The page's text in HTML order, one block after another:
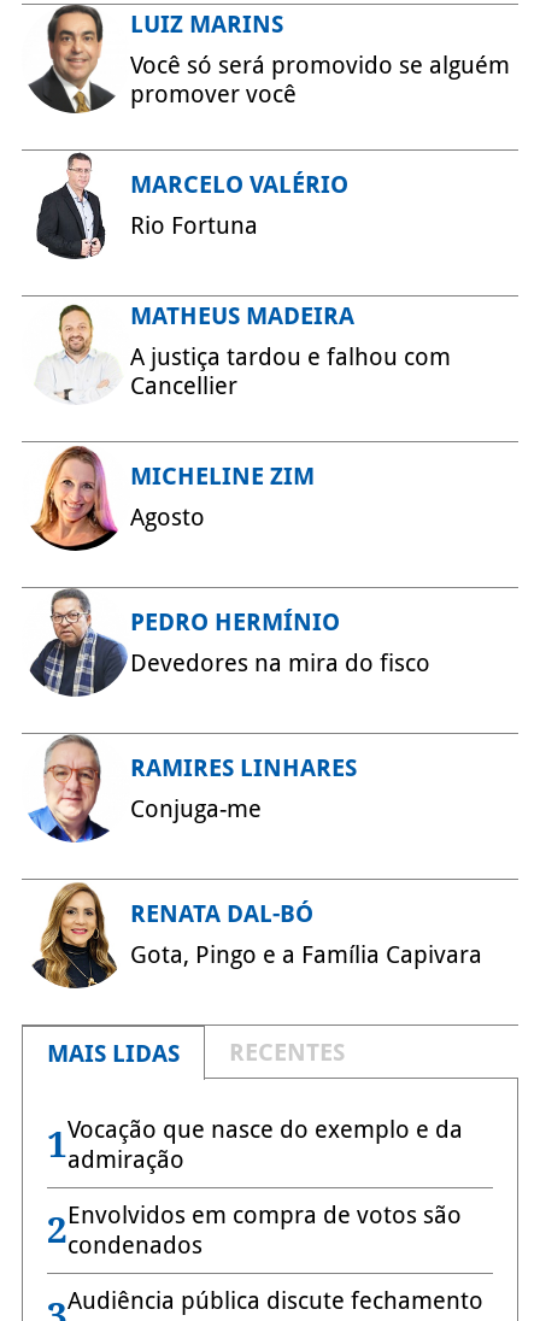
LUIZ MARINS
Você só será promovido se alguém
promover você
MARCELO VALÉRIO
Rio Fortuna
MATHEUS MADEIRA
A justiça tardou e falhou com
Cancellier
MICHELINE ZIM
Agosto
PEDRO HERMÍNIO
Devedores na mira do fisco
RAMIRES LINHARES
Conjuga-me
RENATA DAL-BÓ
Gota, Pingo e a Família Capivara
MAIS LIDAS RECENTES
1Vocação que nasce do exemplo e da
admiração
2Envolvidos em compra de votos são
condenados
Audiência pública discute fechamento